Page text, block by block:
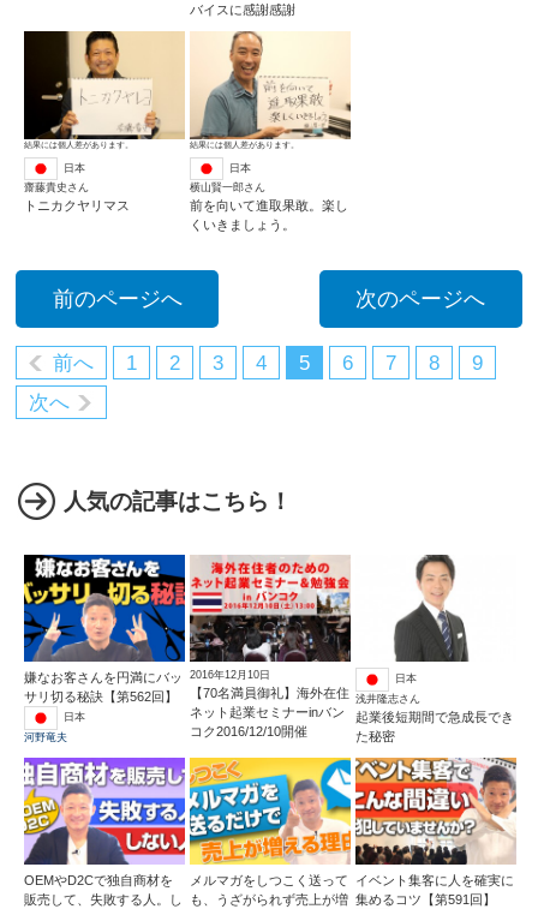
バイスに感謝感謝
結果には個人差があります。
日本
齋藤貴史さん
トニカクヤリマス
結果には個人差があります。
日本
横山賢一郎さん
前を向いて進取果敢。楽し
くいきましょう。
次のページへ
前のページへ
前へ 1 2 3 4 5 6 7 8
9
次へ
人気の記事はこちら！
嫌なお客さんを円満にバッ
サリ切る秘訣【第562回】
日本
河野竜夫
2016年12月10日
【70名満員御礼】海外在住
ネット起業セミナーinバン
コク2016/12/10開催
日本
浅井隆志さん
起業後短期間で急成長でき
た秘密
OEMやD2Cで独自商材を
販売して、失敗する人。し
メルマガをしつこく送って
も、うざがられず売上が増
イベント集客に人を確実に
集めるコツ【第591回】